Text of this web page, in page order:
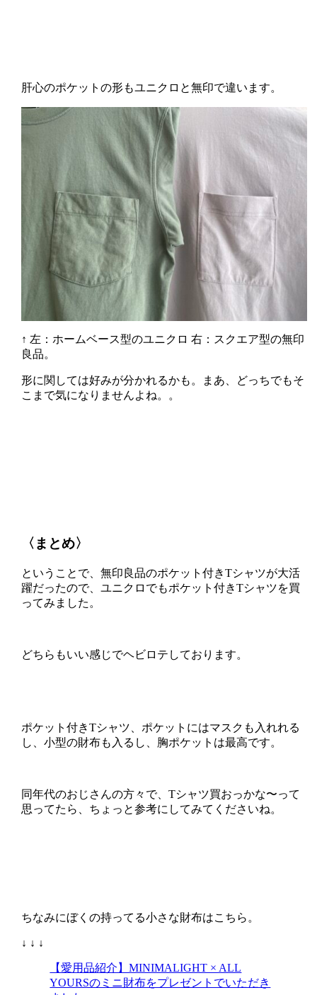
肝心のポケットの形もユニクロと無印で違います。
↑ 左：ホームベース型のユニクロ 右：スクエア型の無印
良品。
形に関しては好みが分かれるかも。まあ、どっちでもそ
こまで気になりませんよね。。
〈まとめ〉
ということで、無印良品のポケット付きTシャツが大活
躍だったので、ユニクロでもポケット付きTシャツを買
ってみました。
どちらもいい感じでヘビロテしております。
ポケット付きTシャツ、ポケットにはマスクも入れれる
し、小型の財布も入るし、胸ポケットは最高です。
同年代のおじさんの方々で、Tシャツ買おっかな〜って
思ってたら、ちょっと参考にしてみてくださいね。
ちなみにぼくの持ってる小さな財布はこちら。
↓ ↓ ↓
【愛用品紹介】MINIMALIGHT × ALL
YOURSのミニ財布をプレゼントでいただき